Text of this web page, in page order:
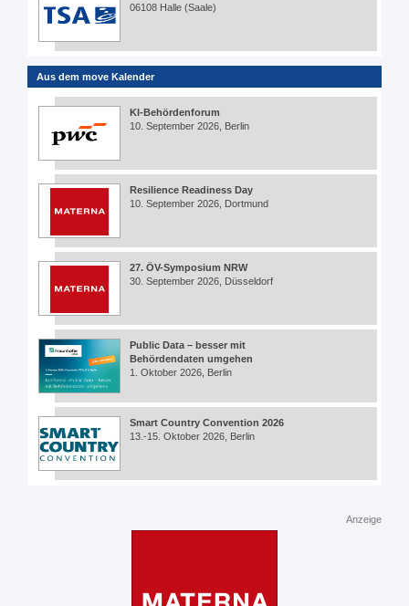
06108 Halle (Saale)
Aus dem move Kalender
KI-Behördenforum
10. September 2026, Berlin
Resilience Readiness Day
10. September 2026, Dortmund
27. ÖV-Symposium NRW
30. September 2026, Düsseldorf
Public Data – besser mit
Behördendaten umgehen
1. Oktober 2026, Berlin
Smart Country Convention 2026
13.-15. Oktober 2026, Berlin
Anzeige